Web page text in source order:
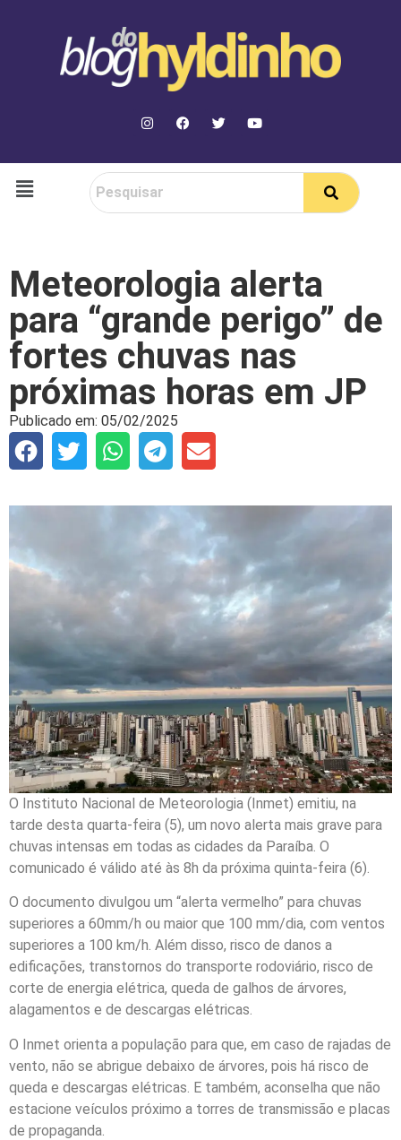
Meteorologia alerta
para “grande perigo” de
fortes chuvas nas
próximas horas em JP
Publicado em: 05/02/2025
O Instituto Nacional de Meteorologia (Inmet) emitiu, na
tarde desta quarta-feira (5), um novo alerta mais grave para
chuvas intensas em todas as cidades da Paraíba. O
comunicado é válido até às 8h da próxima quinta-feira (6).
O documento divulgou um “alerta vermelho” para chuvas
superiores a 60mm/h ou maior que 100 mm/dia, com ventos
superiores a 100 km/h. Além disso, risco de danos a
edificações, transtornos do transporte rodoviário, risco de
corte de energia elétrica, queda de galhos de árvores,
alagamentos e de descargas elétricas.
O Inmet orienta a população para que, em caso de rajadas de
vento, não se abrigue debaixo de árvores, pois há risco de
queda e descargas elétricas. E também, aconselha que não
estacione veículos próximo a torres de transmissão e placas
de propaganda.